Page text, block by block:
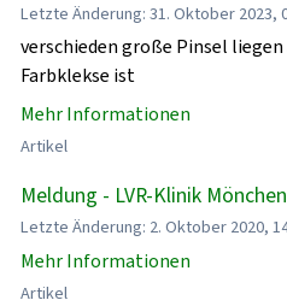
Letzte Änderung: 31. Oktober 2023,
verschieden große Pinsel
Farbklekse ist
Mehr Informationen
Artikel
Meldung - LVR-Klinik
Letzte Änderung: 2. Oktober 2020,
Mehr Informationen
Artikel